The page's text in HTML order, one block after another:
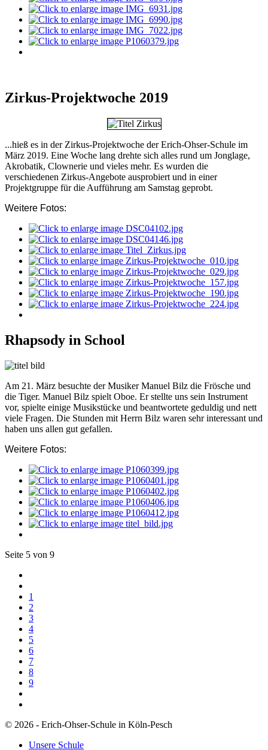
Zirkus-Projektwoche 2019
...hieß es in der Zirkus-Projektwoche der Erich-Ohser-Schule im
März 2019. Eine Woche lang drehte sich alles rund um Jonglage,
Akrobatik, Clownerie und vieles mehr. Es wurden die
verschiedenen Zirkus-Angebote ausprobiert und in einer
Projektgruppe für die Aufführung am Samstag geprobt.
Weitere Fotos:
Rhapsody in School
Am 21. März besuchte der Musiker Manuel Bilz die Frösche und
die Tiger. Manuel Bilz spielt Oboe. Er stellte uns sein Instrument
vor, spielte einige Musikstücke und beantwortete geduldig und nett
viele Fragen. Die Stunden mit Herrn Bilz waren sehr interessant und
haben uns allen gut gefallen.
Weitere Fotos:
Seite 5 von 9
1
2
3
4
5
6
7
8
9
© 2026 - Erich-Ohser-Schule in Köln-Pesch
Unsere Schule